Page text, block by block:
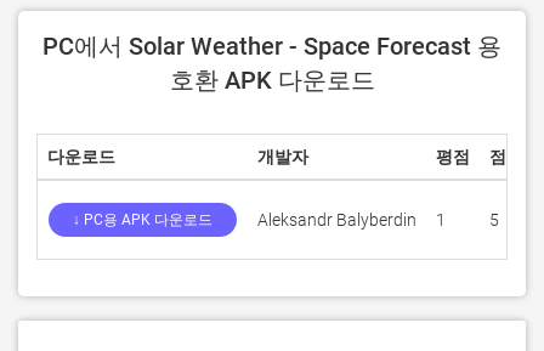
PC에서 Solar Weather - Space Forecast 용
호환 APK 다운로드
다운로드 개발자 평점 점수
↓ PC용 APK 다운로드 Aleksandr Balyberdin 1 5